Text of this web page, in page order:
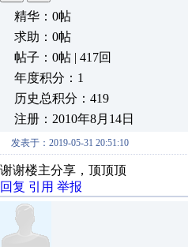
精华：0帖
求助：0帖
帖子：0帖 | 417回
年度积分：1
历史总积分：419
注册：2010年8月14日
发表于：2019-05-31 20:51:10
谢谢楼主分享，顶顶顶
回复 引用 举报